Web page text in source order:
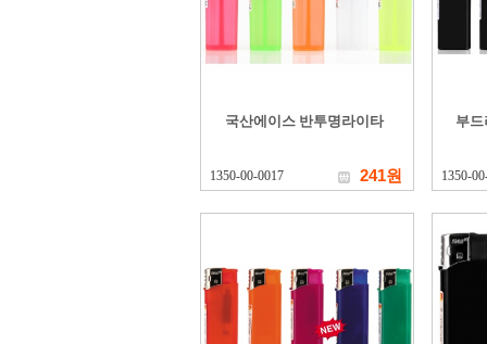
국산에이스 반투명라이타
1350-00-0017 241원
부
1350-